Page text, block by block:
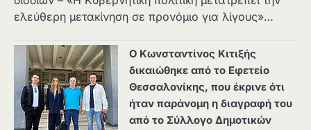
ελεύθερη μετακίνηση σε προνόμιο για λίγους»…
Ο Κωνσταντίνος Κιτιξής
δικαιώθηκε από το Εφετείο
Θεσσαλονίκης, που έκρινε ότι
ήταν παράνομη η διαγραφή του
από το Σύλλογο Δημοτικών